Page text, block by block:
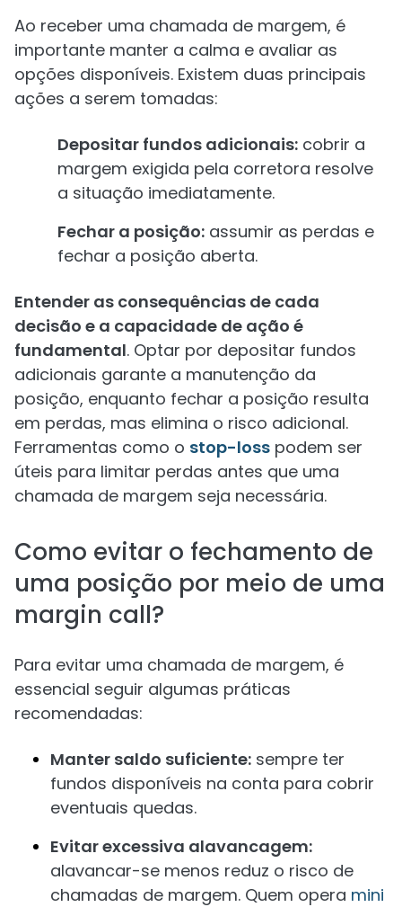
Ao receber uma chamada de margem, é
importante manter a calma e avaliar as
opções disponíveis. Existem duas principais
ações a serem tomadas:
Depositar fundos adicionais: cobrir a
margem exigida pela corretora resolve
a situação imediatamente.
Fechar a posição: assumir as perdas e
fechar a posição aberta.
Entender as consequências de cada
decisão e a capacidade de ação é
fundamental. Optar por depositar fundos
adicionais garante a manutenção da
posição, enquanto fechar a posição resulta
em perdas, mas elimina o risco adicional.
Ferramentas como o stop-loss podem ser
úteis para limitar perdas antes que uma
chamada de margem seja necessária.
Como evitar o fechamento de
uma posição por meio de uma
margin call?
Para evitar uma chamada de margem, é
essencial seguir algumas práticas
recomendadas:
Manter saldo suficiente: sempre ter
fundos disponíveis na conta para cobrir
eventuais quedas.
Evitar excessiva alavancagem:
alavancar-se menos reduz o risco de
chamadas de margem. Quem opera mini